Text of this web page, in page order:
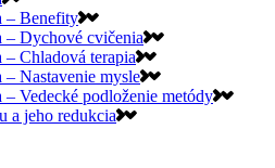
– Benefity
– Dychové cvičenia
Chladová terapia
Nastavenie mysle
Vedecké podloženie metódy
a jeho redukcia